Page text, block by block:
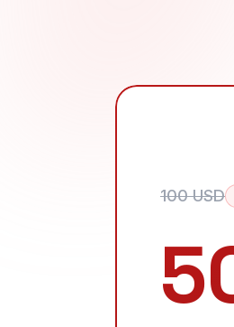
100 USD